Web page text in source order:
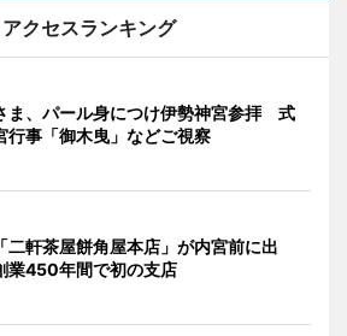
アクセスランキング
ま、パール身につけ伊勢神宮参拝 式
行事「御木曳」などご視察
二軒茶屋餅角屋本店」が内宮前に出
450年間で初の支店